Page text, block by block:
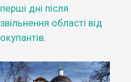
перші дні після
звільнення області від
окупантів.